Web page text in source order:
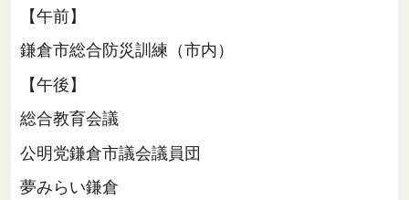
【午前】
鎌倉市総合防災訓練（市内）
【午後】
総合教育会議
公明党鎌倉市議会議員団
夢みらい鎌倉